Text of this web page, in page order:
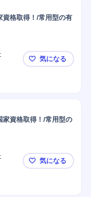
資格取得！/常用型の有
未経験歓迎
気になる
家資格取得！/常用型の
未経験歓迎
気になる